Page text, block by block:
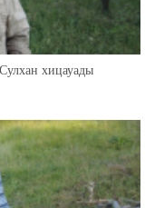
хицауады